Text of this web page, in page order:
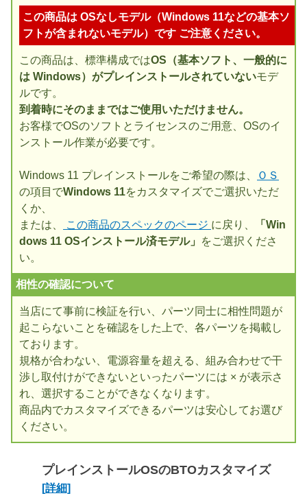
この商品は OSなしモデル（Windows 11などの基本ソ
フトが含まれないモデル）です ご注意ください。
この商品は、標準構成ではOS（基本ソフト、一般的に
は Windows）がプレインストールされていないモデ
ルです。
到着時にそのままではご使用いただけません。
お客様でOSのソフトとライセンスのご用意、OSのイ
ンストール作業が必要です。
Windows 11 プレインストールをご希望の際は、
ＯＳ
の項目でWindows 11をカスタマイズでご選択いただ
くか、
または、
この商品のスペックのページ に戻り、
「Win
dows 11 OSインストール済モデル」
をご選択くださ
い。
相性の確認について
当店にて事前に検証を行い、パーツ同士に相性問題が
起こらないことを確認をした上で、各パーツを掲載し
ております。
規格が合わない、電源容量を超える、組み合わせで干
渉し取付けができないといったパーツには × が表示さ
れ、選択することができなくなります。
商品内でカスタマイズできるパーツは安心してお選び
ください。
プレインストールOSのBTOカスタマイズ
[詳細]